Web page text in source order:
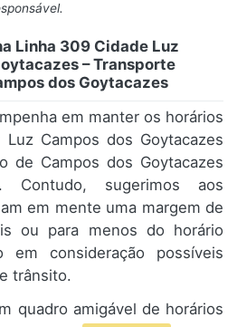
Linha 309 Cidade Luz
– Transporte
dos Goytacazes
em manter os horários
Campos dos Goytacazes
de Campos dos Goytacazes
Contudo, sugerimos aos
em mente uma margem de
ou para menos do horário
em consideração possíveis
trânsito.
quadro amigável de horários